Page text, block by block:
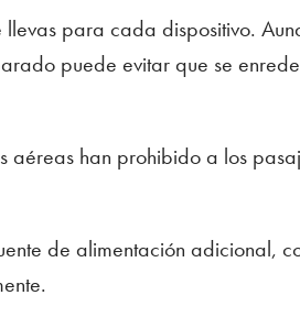
para cada dispositivo.
puede evitar que se
aéreas han prohibido a los
de alimentación adicional,